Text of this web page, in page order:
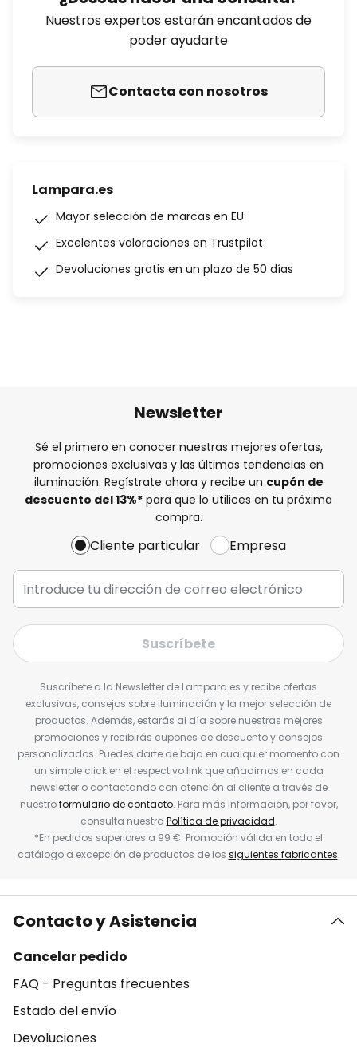
Nuestros expertos estarán encantados de
poder ayudarte
Contacta con nosotros
Lampara.es
Mayor selección de marcas en EU
Excelentes valoraciones en Trustpilot
Devoluciones gratis en un plazo de 50 días
Newsletter
Sé el primero en conocer nuestras mejores ofertas,
promociones exclusivas y las últimas tendencias en
iluminación. Regístrate ahora y recibe un cupón de
descuento del13%* para que lo utilices en tu próxima
compra.
Cliente particular Empresa
Suscríbete
Suscríbete a la Newsletter de Lampara.es y recibe ofertas
exclusivas, consejos sobre iluminación y la mejor selección de
productos. Además, estarás al día sobre nuestras mejores
promociones y recibirás cupones de descuento y consejos
personalizados. Puedes darte de baja en cualquier momento con
un simple click en el respectivo link que añadimos en cada
newsletter o contactando con atención al cliente a través de
nuestroformulario de contacto. Para más información, por favor,
consulta nuestra Política de privacidad.
*En pedidos superiores a 99 €. Promoción válida en todo el
catálogo a excepción de productos de los siguientes fabricantes.
Contacto y Asistencia
Cancelar pedido
FAQ - Preguntas frecuentes
Estado del envío
Devoluciones